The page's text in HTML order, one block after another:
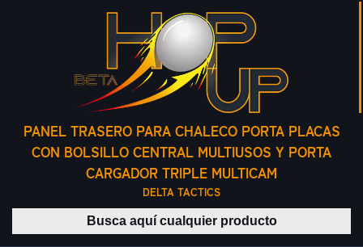
PANEL TRASERO PARA CHALECO PORTA PLACAS
CON BOLSILLO CENTRAL MULTIUSOS Y PORTA
CARGADOR TRIPLE MULTICAM
DELTA TACTICS
Buscar productos